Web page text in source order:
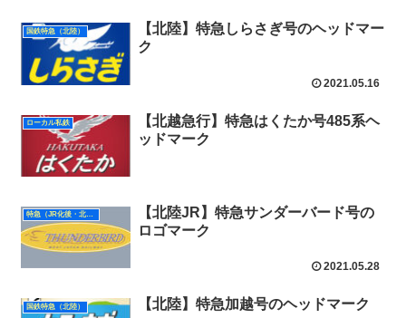
国鉄特急（北陸）
【北陸】特急しらさぎ号のヘッドマー
ク
2021.05.16
ローカル私鉄
【北越急行】特急はくたか号485系ヘ
ッドマーク
特急（JR化後・北陸）
【北陸JR】特急サンダーバード号の
ロゴマーク
2021.05.28
国鉄特急（北陸） 【北陸】特急加越号のヘッドマーク